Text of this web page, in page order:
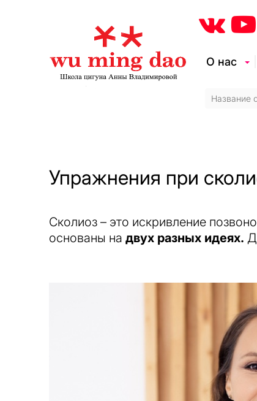
О нас
Упражнения при
Сколиоз – это искривление
основаны на двух разных идеях.